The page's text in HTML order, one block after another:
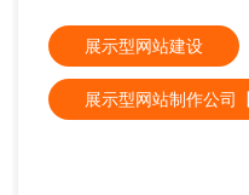
展示型网站建设
展示型网站制作公司